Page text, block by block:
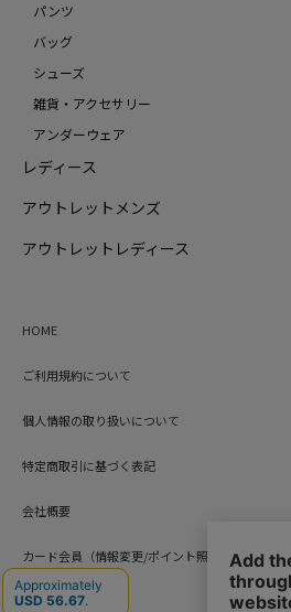
パンツ
バッグ
シューズ
雑貨・アクセサリー
アンダーウェア
レディース
アウトレットメンズ
アウトレットレディース
HOME
ご利用規約について
個人情報の取り扱いについて
特定商取引に基づく表記
会社概要
カード会員（情報変更/ポイント照会）
お問い合わせ